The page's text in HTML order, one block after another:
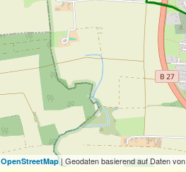
OpenStreetMap| Geodaten basierend auf Daten von